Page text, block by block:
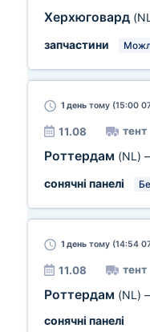
Херхюговард
запчастини
1 день тому (15:00
11.08 тент
Роттердам (NL)
сонячні панелі
1 день тому (14:54
11.08 тент
Роттердам (NL)
сонячні панелі